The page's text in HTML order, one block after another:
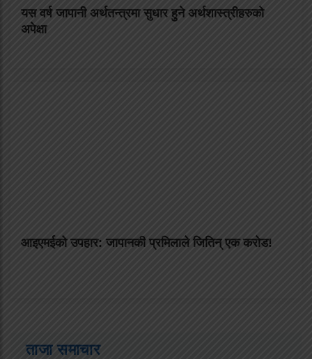
यस वर्ष जापानी अर्थतन्त्रमा सुधार हुने अर्थशास्त्रीहरुको
अपेक्षा
आइएमईको उपहार: जापानकी प्रमिलाले जितिन् एक करोड!
ताजा समाचार